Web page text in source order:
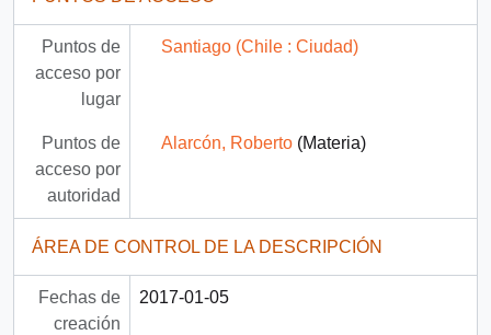
Puntos de
acceso por
lugar
Santiago (Chile : Ciudad)
Puntos de
acceso por
autoridad
Alarcón, Roberto(Materia)
ÁREA DE CONTROL DE LA DESCRIPCIÓN
Fechas de
creación
2017-01-05